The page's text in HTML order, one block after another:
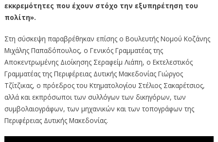
εκκρεμότητες που έχουν στόχο την εξυπηρέτηση του
πολίτη».
Στη σύσκεψη παραβρέθηκαν επίσης ο Βουλευτής Νομού Κοζάνης
Μιχάλης Παπαδόπουλος, ο Γενικός Γραμματέας της
Αποκεντρωμένης Διοίκησης Σεραφείμ Λιάπη, ο Εκτελεστικός
Γραμματέας της Περιφέρειας Δυτικής Μακεδονίας Γιώργος
Τζίτζικας, ο πρόεδρος του Κτηματολογίου Στέλιος Σακαρέτσιος,
αλλά και εκπρόσωποι των συλλόγων των δικηγόρων, των
συμβολαιογράφων, των μηχανικών και των τοπογράφων της
Περιφέρειας Δυτικής Μακεδονίας.